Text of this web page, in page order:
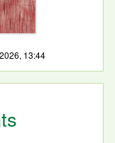
13:44